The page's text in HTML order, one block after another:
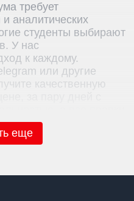
требует
аналитических
студенты выбирают
У нас
к каждому.
или другие
качественную
до сдачи. Все
заранее.
еще